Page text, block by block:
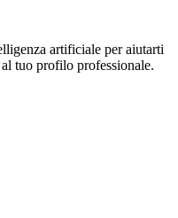
artificiale per aiutarti
tuo profilo professionale.